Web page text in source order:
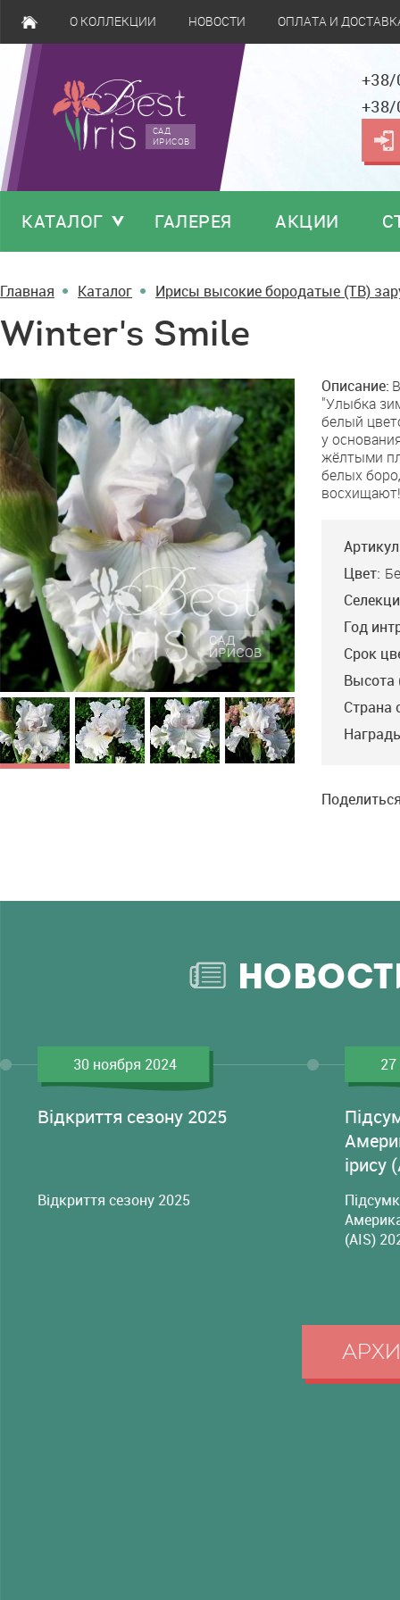
О КОЛЛЕКЦИИ НОВОСТИ ОПЛАТА И
САД
ИРИСОВ
КАТАЛОГ ГАЛЕРЕЯ АКЦИИ
Главная Каталог Ирисы высокие бородатые (TB)
Winter's Smile
Winter's
Smile
Описание:
"Улыбка
белый
у
жёлтыми
белых
Цвет:
Год
Срок
Высота
Страна
30 ноября 2024
Відкриття сезону 2025
Відкриття сезону 2025
ірису
(AIS)